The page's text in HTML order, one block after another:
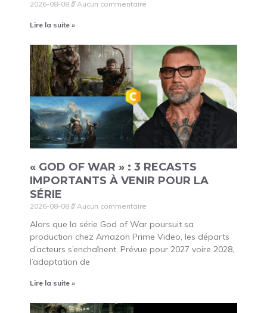
2026-08-08 Aucun commentaire
Lire la suite »
« GOD OF WAR » : 3 RECASTS
IMPORTANTS À VENIR POUR LA
SÉRIE
2026-08-08 Aucun commentaire
Alors que la série God of War poursuit sa
production chez Amazon Prime Video, les départs
d’acteurs s’enchaînent. Prévue pour 2027 voire 2028,
l’adaptation de
Lire la suite »